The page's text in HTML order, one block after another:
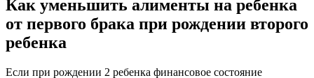
Как уменьшить алименты на ребенка
от первого брака при рождении второго
ребенка
Если при рождении 2 ребенка финансовое состояние